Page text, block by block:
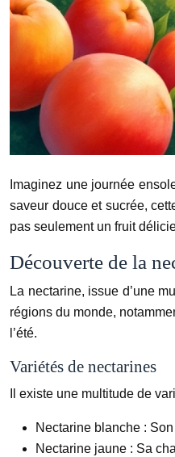
Imaginez une journée
saveur douce et sucrée,
pas seulement un fruit
Découverte de la
La nectarine, issue d’une
régions du monde,
l’été.
Variétés de nectarines
Il existe une multitude de
Nectarine blanche :
Nectarine jaune : Sa